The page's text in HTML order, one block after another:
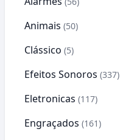
Animais (50)
Clássico (5)
Efeitos Sonoros (337)
Eletronicas (117)
Engraçados (161)